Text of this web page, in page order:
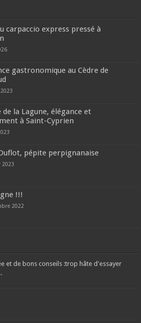
carpaccio express pressé à
gastronomique au Cèdre de
la Lagune, élégance et
à Saint-Cyprien
pépite perpignanaise
2023
!!!
2022
et de bons conseils :trop hâte d'essayer